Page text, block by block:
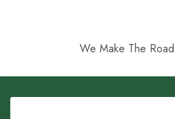
We Make The